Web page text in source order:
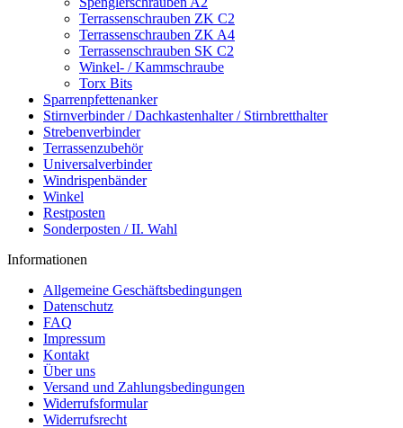
Terrassenschrauben ZK C2
Terrassenschrauben ZK A4
Terrassenschrauben SK C2
Winkel- / Kammschraube
Torx Bits
Sparrenpfettenanker
Stirnverbinder / Dachkastenhalter / Stirnbretthalter
Strebenverbinder
Terrassenzubehör
Universalverbinder
Windrispenbänder
Winkel
Restposten
Sonderposten / II. Wahl
Informationen
Allgemeine Geschäftsbedingungen
Datenschutz
FAQ
Impressum
Kontakt
Über uns
Versand und Zahlungsbedingungen
Widerrufsformular
Widerrufsrecht